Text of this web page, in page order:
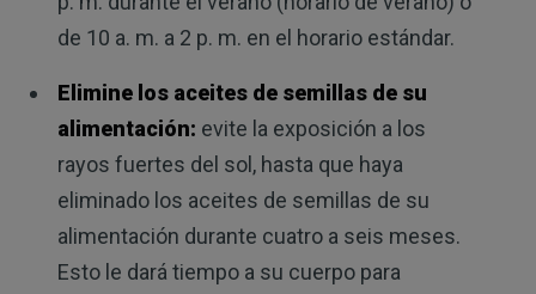
de 10 a. m. a 2 p. m. en el horario estándar.
Elimine los aceites de semillas de su
alimentación: evite la exposición a los
rayos fuertes del sol, hasta que haya
eliminado los aceites de semillas de su
alimentación durante cuatro a seis meses.
Esto le dará tiempo a su cuerpo para